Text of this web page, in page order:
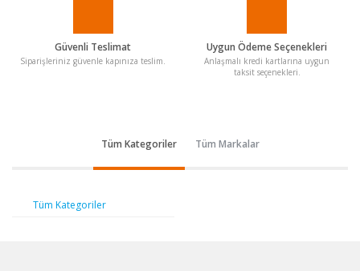
Güvenli Teslimat
Siparişleriniz güvenle kapınıza teslim.
Uygun Ödeme Seçenekleri
Anlaşmalı kredi kartlarına uygun
taksit seçenekleri.
Tüm Kategoriler Tüm Markalar
Tüm Kategoriler